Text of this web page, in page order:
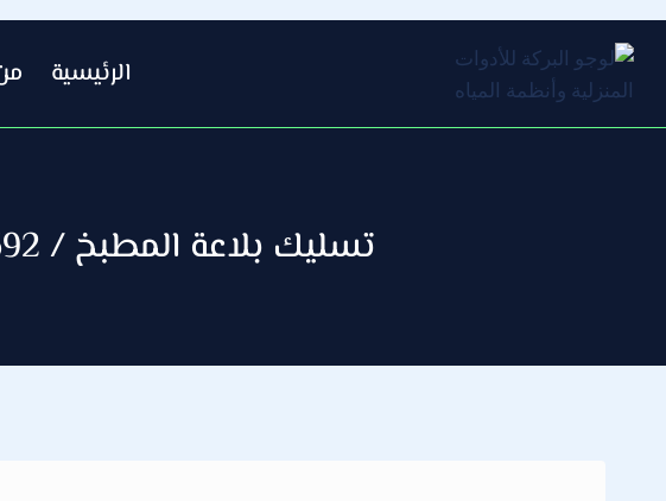
المحتوى
الرئيسية
تسليك بلاعة المطبخ / 66610692 / صيانة وتركيب فني صحي بالعاصمة